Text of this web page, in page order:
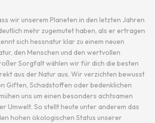
wir unserem Planeten in den letzten Jahren
mehr zugemutet haben, als er ertragen
sich hessnatur klar zu einem neuen
den Menschen und den wertvollen
Sorgfalt wählen wir für dich die besten
aus der Natur aus. Wir verzichten bewusst
Giften, Schadstoffen oder bedenklichen
uns um einen besonders achtsamen
Umwelt. So stellt heute unter anderem das
hohen ökologischen Status unserer